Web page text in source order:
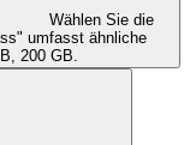
Wählen Sie die
umfasst ähnliche
GB, 200 GB.